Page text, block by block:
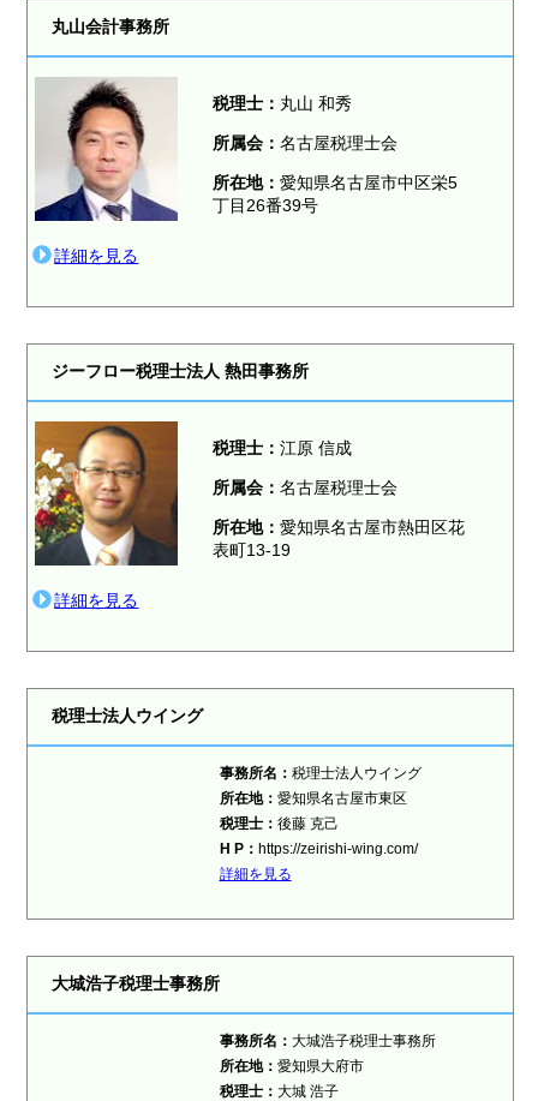
丸山会計事務所
詳細を見る
税理士 ： 丸山 和秀
所属会：名古屋税理士会
所在地：愛知県名古屋市中区栄5
丁目26番39号
ジーフロー税理士法人 熱田事務所
詳細を見る
税理士 ：江原 信成
所属会：名古屋税理士会
所在地：愛知県名古屋市熱田区花
表町13-19
税理士法人ウイング
事務所名： 税理士法人ウイング
所在地： 愛知県名古屋市東区
税理士： 後藤 克己
H P： https://zeirishi-wing.com/
詳細を見る
大城浩子税理士事務所
事務所名： 大城浩子税理士事務所
所在地： 愛知県大府市
税理士： 大城 浩子